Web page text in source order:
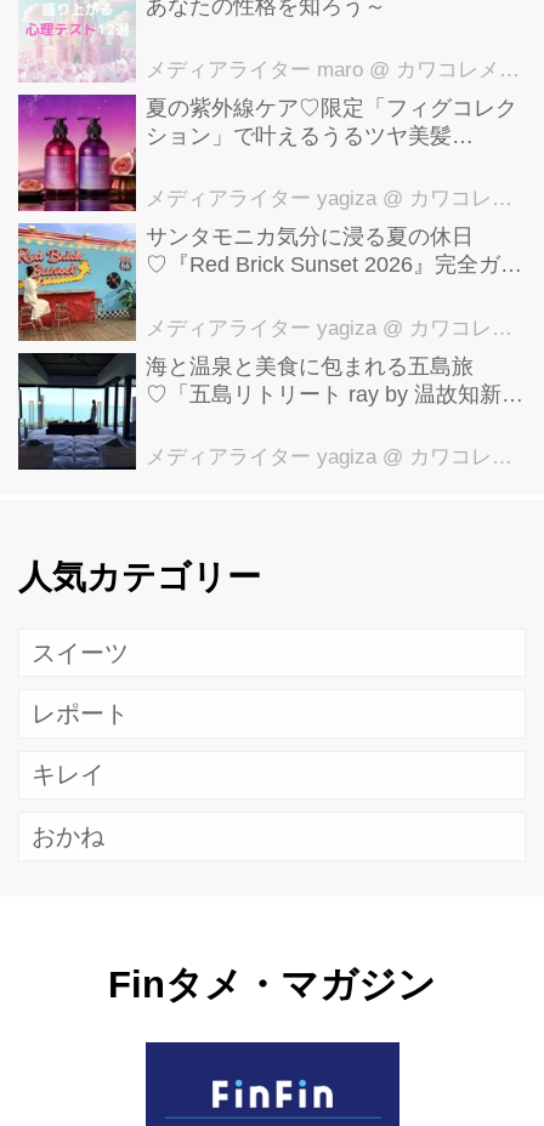
あなたの性格を知ろう～
メディアライター maro @ カワコレメディア編集部
夏の紫外線ケア♡限定「フィグコレク
ション」で叶えるうるツヤ美髪
メディアライター yagiza @ カワコレメディア編集部
サンタモニカ気分に浸る夏の休日
♡『Red Brick Sunset 2026』完全ガイ
メディアライター yagiza @ カワコレメディア編集部
海と温泉と美食に包まれる五島旅
♡「五島リトリート ray by 温故知新」
メディアライター yagiza @ カワコレメディア編集部
人気カテゴリー
スイーツ
レポート
キレイ
おかね
Finタメ・マガジン